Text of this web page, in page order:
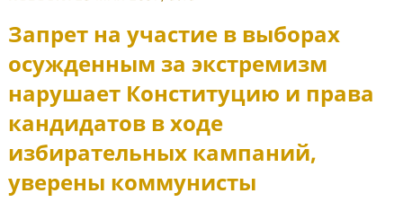
Запрет на участие в выборах
осужденным за экстремизм
нарушает Конституцию и права
кандидатов в ходе
избирательных кампаний,
уверены коммунисты